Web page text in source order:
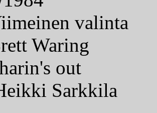
valinta
Waring
out
Sarkkila